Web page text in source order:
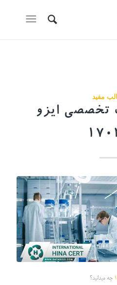
مفید
تخصصی ایزو
چه میدانید؟